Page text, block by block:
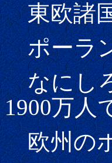
東欧諸国
ポーラン
なにしろ
1900万人
欧州のポ